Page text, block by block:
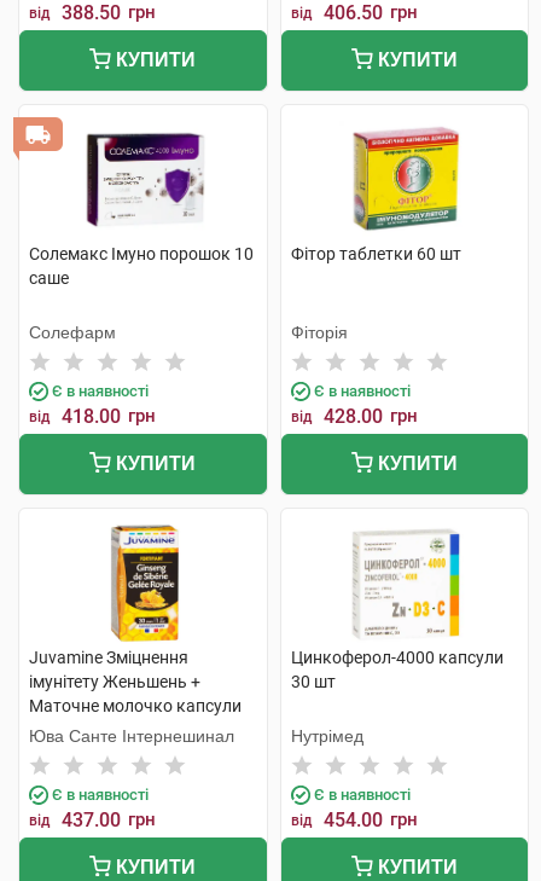
від 388.50 грн
КУПИТИ
від 406.50 грн
КУПИТИ
Солемакс Імуно порошок 10
саше
Солефарм
Є в наявності
від 418.00 грн
КУПИТИ
Фітор таблетки 60 шт
Фіторія
Є в наявності
від 428.00 грн
КУПИТИ
Juvamine Зміцнення
імунітету Женьшень +
Маточне молочко капсули
30 шт
Юва Санте Інтернешинал
Є в наявності
від 437.00 грн
КУПИТИ
Цинкоферол-4000 капсули
30 шт
Нутрімед
Є в наявності
від 454.00 грн
КУПИТИ